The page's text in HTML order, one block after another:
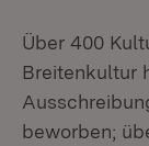
Über 400
Breitenkultur
beworben;